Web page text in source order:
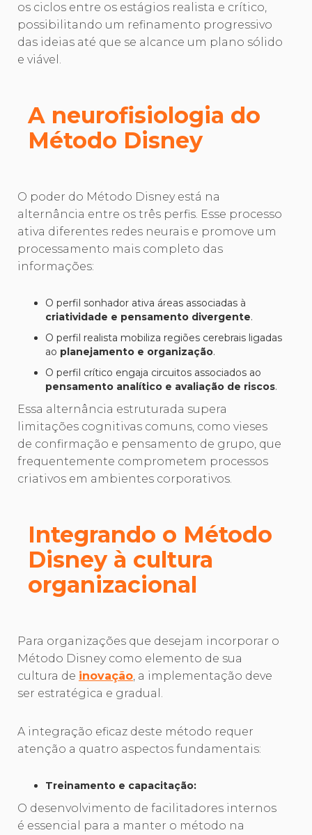
os ciclos entre os estágios realista e crítico,
possibilitando um refinamento progressivo
das ideias até que se alcance um plano sólido
e viável.
A neurofisiologia do
Método Disney
O poder do Método Disney está na
alternância entre os três perfis. Esse processo
ativa diferentes redes neurais e promove um
processamento mais completo das
informações:
O perfil sonhador ativa áreas associadas à
criatividade e pensamento divergente.
O perfil realista mobiliza regiões cerebrais ligadas
ao planejamento e organização.
O perfil crítico engaja circuitos associados ao
pensamento analítico e avaliação de riscos.
Essa alternância estruturada supera
limitações cognitivas comuns, como vieses
de confirmação e pensamento de grupo, que
frequentemente comprometem processos
criativos em ambientes corporativos.
Integrando o Método
Disney à cultura
organizacional
Para organizações que desejam incorporar o
Método Disney como elemento de sua
cultura de inovação, a implementação deve
ser estratégica e gradual.
A integração eficaz deste método requer
atenção a quatro aspectos fundamentais:
Treinamento e capacitação:
O desenvolvimento de facilitadores internos
é essencial para a manter o método na